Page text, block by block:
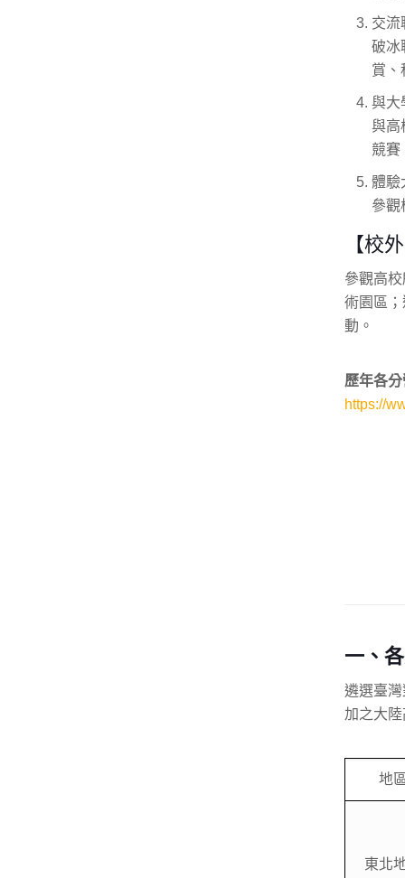
交流
破冰
賞、
與大
與高
競賽
體驗
參觀
【校
參觀高
術園區
動。
歷年各
https://
一、
遴選臺
加之大
地
東北